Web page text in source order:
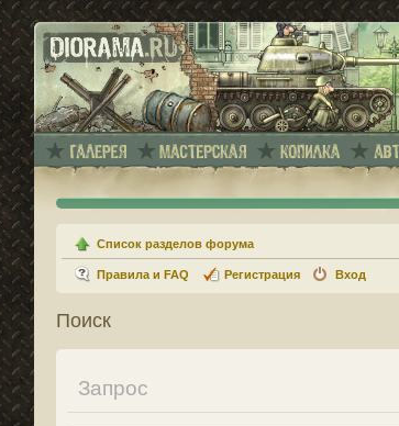
Список разделов форума
Правила и FAQ Регистрация Вход
Поиск
Запрос